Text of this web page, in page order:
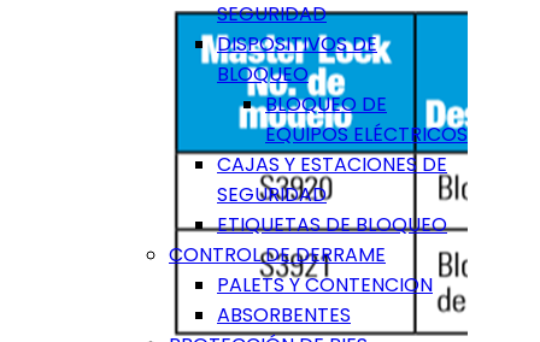
SEGURIDAD
DISPOSITIVOS DE
BLOQUEO
BLOQUEO DE
EQUIPOS ELÉCTRICOS
CAJAS Y ESTACIONES DE
SEGURIDAD
ETIQUETAS DE BLOQUEO
CONTROL DE DERRAME
PALETS Y CONTENCION
ABSORBENTES